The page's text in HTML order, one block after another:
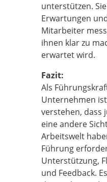
unterstützen.
Erwartungen
Mitarbeiter
ihnen klar zu
erwartet wird.
Fazit:
Als
Unternehmen
verstehen, dass
eine andere
Arbeitswelt
Führung
Unterstützung,
und Feedback.